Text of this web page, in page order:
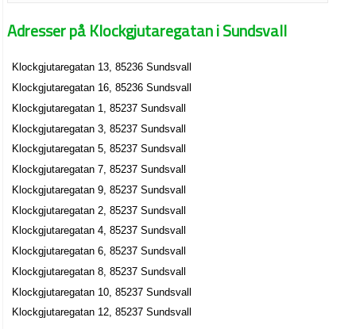
Kjell Stoltz AB
060-123380
Klockgjutaregatan 16, 85236 Sundsvall
Personalkooperativet Labben EKF
Sonja Anita Viklund
060-587524
Klockgjutaregatan 2, 85237 Sundsvall
Stenvall, Jeanette
Klockgjutaregatan 4 Lgh 1001, 85237 Sundsvall
Ann-Christin Mattsson
Ann-Christin Elfström
060-120851
Klockgjutaregatan 7 B Lgh 1001, 85237 Sundsvall
Adresser på Klockgjutaregatan i Sundsvall
Klockgjutaregatan 13, 85236 Sundsvall
Klockgjutaregatan 16, 85236 Sundsvall
Klockgjutaregatan 1, 85237 Sundsvall
Klockgjutaregatan 3, 85237 Sundsvall
Klockgjutaregatan 5, 85237 Sundsvall
Klockgjutaregatan 7, 85237 Sundsvall
Klockgjutaregatan 9, 85237 Sundsvall
Klockgjutaregatan 2, 85237 Sundsvall
Klockgjutaregatan 4, 85237 Sundsvall
Klockgjutaregatan 6, 85237 Sundsvall
Klockgjutaregatan 8, 85237 Sundsvall
Klockgjutaregatan 10, 85237 Sundsvall
Klockgjutaregatan 12, 85237 Sundsvall